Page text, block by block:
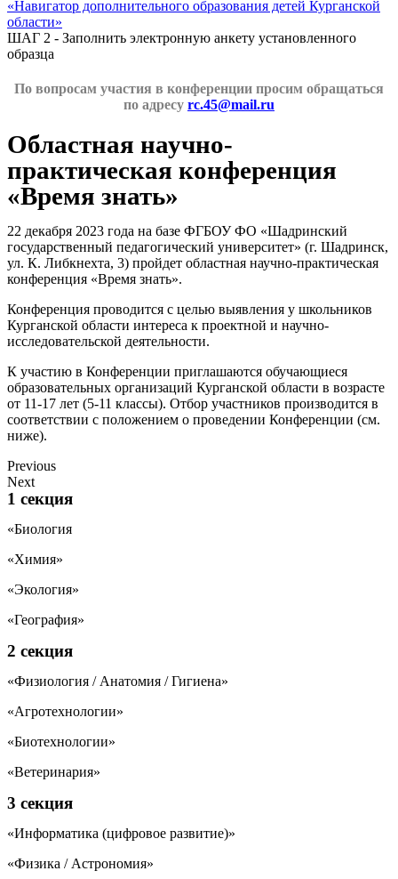
«Навигатор дополнительного образования детей Курганской
области»
ШАГ 2 - Заполнить электронную анкету установленного
образца
По вопросам участия в конференции просим обращаться
по адресу rc.45@mail.ru
Областная научно-
практическая конференция
«Время знать»
22 декабря 2023 года на базе ФГБОУ ФО «Шадринский
государственный педагогический университет» (г. Шадринск,
ул. К. Либкнехта, 3) пройдет областная научно-практическая
конференция «Время знать».
Конференция проводится с целью выявления у школьников
Курганской области интереса к проектной и научно-
исследовательской деятельности.
К участию в Конференции приглашаются обучающиеся
образовательных организаций Курганской области в возрасте
от 11-17 лет (5-11 классы). Отбор участников производится в
соответствии с положением о проведении Конференции (см.
ниже).
Previous
Next
1 секция
«Биология
«Химия»
«Экология»
«География»
2 секция
«Физиология / Анатомия / Гигиена»
«Агротехнологии»
«Биотехнологии»
«Ветеринария»
3 секция
«Информатика (цифровое развитие)»
«Физика / Астрономия»